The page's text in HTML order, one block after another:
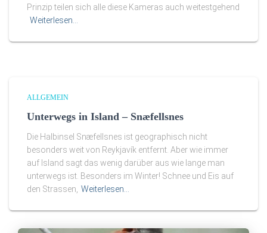
Prinzip teilen sich alle diese Kameras auch weitestgehend
Weiterlesen…
ALLGEMEIN
Unterwegs in Island – Snæfellsnes
Die Halbinsel Snæfellsnes ist geographisch nicht
besonders weit von Reykjavík entfernt. Aber wie immer
auf Island sagt das wenig darüber aus wie lange man
unterwegs ist. Besonders im Winter! Schnee und Eis auf
den Strassen, Weiterlesen…